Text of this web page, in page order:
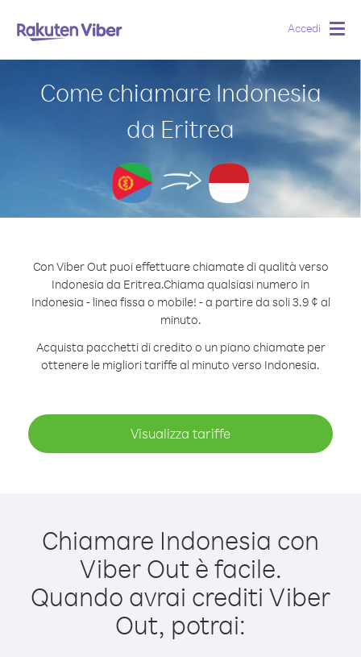
Accedi
Come chiamare Indonesia
da Eritrea
Con Viber Out puoi effettuare chiamate di qualità verso
Indonesia da Eritrea.Chiama qualsiasi numero in
Indonesia - linea fissa o mobile! - a partire da soli 3.9 ¢ al
minuto.
Acquista pacchetti di credito o un piano chiamate per
ottenere le migliori tariffe al minuto verso Indonesia.
Visualizza tariffe
Chiamare Indonesia con
Viber Out è facile.
Quando avrai crediti Viber
Out, potrai: